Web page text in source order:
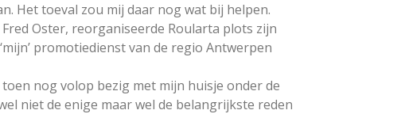
Het toeval zou mij daar nog wat bij helpen.
Oster, reorganiseerde Roularta plots zijn
promotiedienst van de regio Antwerpen
nog volop bezig met mijn huisje onder de
niet de enige maar wel de belangrijkste reden